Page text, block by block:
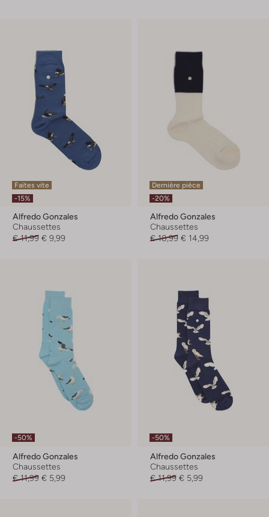
Faites vite
-15%
Alfredo Gonzales
Chaussettes
€ 11,99 € 9,99
Dernière pièce
-20%
Alfredo Gonzales
Chaussettes
€ 18,99 € 14,99
-50%
Alfredo Gonzales
Chaussettes
€ 11,99 € 5,99
-50%
Alfredo Gonzales
Chaussettes
€ 11,99 € 5,99